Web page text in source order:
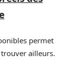
permet
trouver ailleurs.